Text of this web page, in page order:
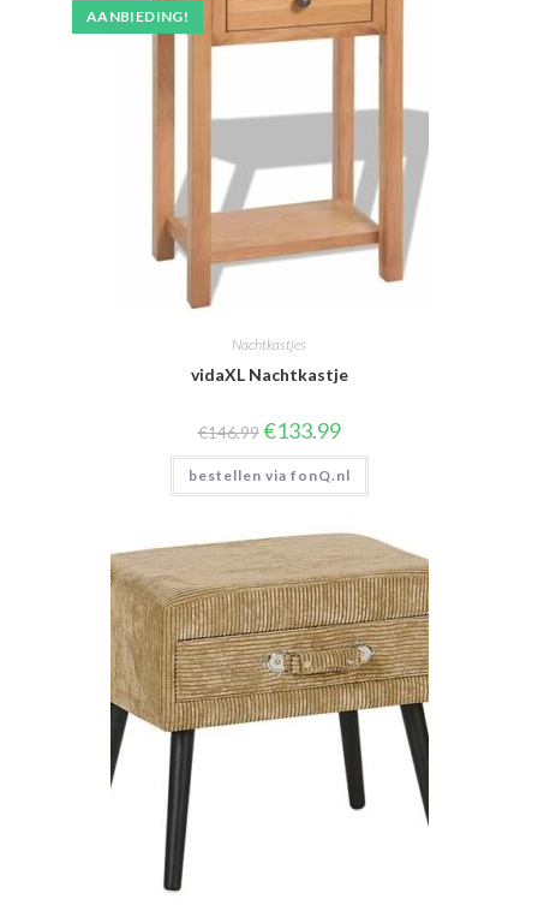
AANBIEDING!
Nachtkastjes
vidaXL Nachtkastje
€146.99 Oorspronkelijke
prijs
was:
€146.99.
€133.99Huidige
is:
€133.99.
bestellen via fonQ.nl